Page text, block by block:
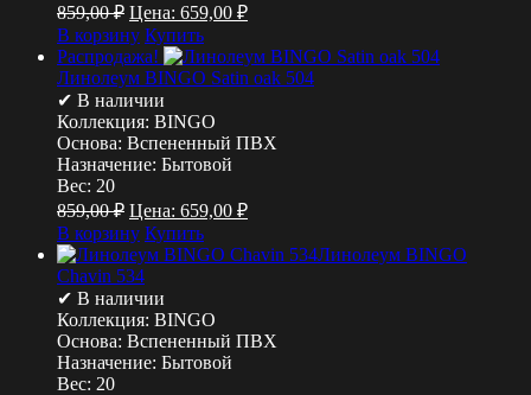
859,00₽ Цена: 659,00 ₽
В корзину Купить
Распродажа!
Линолеум BINGO Satin oak 504
✔ В наличии
Коллекция: BINGO
Основа: Вспененный ПВХ
Назначение: Бытовой
Вес: 20
859,00₽ Цена: 659,00 ₽
В корзину Купить
Линолеум BINGO
Chavin 534
✔ В наличии
Коллекция: BINGO
Основа: Вспененный ПВХ
Назначение: Бытовой
Вес: 20